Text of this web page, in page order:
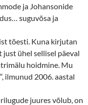
ja Johansonide
suguvõsa ja
tõesti. Kuna kirjutan
ühel sellisel päeval
hoidmine. Mu
ilmunud 2006. aastal
juures võlub, on